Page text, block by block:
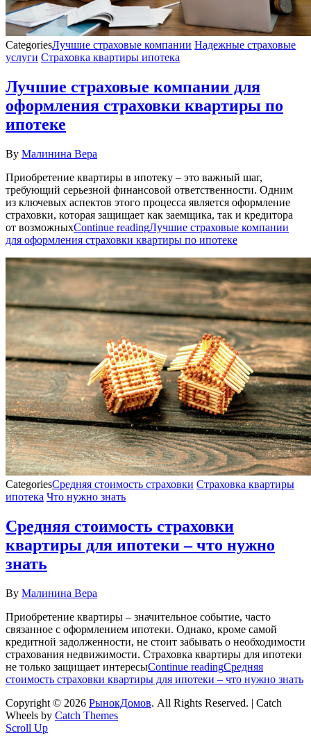
CategoriesЛучшие страховые компании Надежные страховые
услуги Страховка квартиры ипотека
Лучшие страховые компании для
оформления страховки квартиры по
ипотеке
By Малинина Вера
Приобретение квартиры в ипотеку – это важный шаг,
требующий серьезной финансовой ответственности. Одним
из ключевых аспектов этого процесса является оформление
страховки, которая защищает как заемщика, так и кредитора
от возможныхContinue readingЛучшие страховые компании
для оформления страховки квартиры по ипотеке
CategoriesСредняя стоимость страховки Страховка квартиры
ипотека Что нужно знать
Средняя стоимость страховки
квартиры для ипотеки – что нужно
знать
By Малинина Вера
Приобретение квартиры – значительное событие, часто
связанное с оформлением ипотеки. Однако, кроме самой
кредитной задолженности, не стоит забывать о необходимости
страхования недвижимости. Страховка квартиры для ипотеки
не только защищает интересыContinue readingСредняя
стоимость страховки квартиры для ипотеки – что нужно знать
Copyright © 2026 РынокДомов. All Rights Reserved. | Catch
Wheels by Catch Themes
Scroll Up